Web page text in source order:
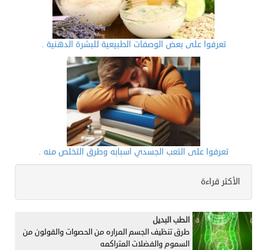
تعرفوا على بعض الوصفات الطبيعية للبشرة الدهنية .
تعرفوا على التعب الجسدي اسبابه وطرق التخلص منه .
الأكثر قراءة
الطب البديل
طرق تنظيف الجسم المراره من الحصوات والقولون من
السموم والفضلات المتراكمه